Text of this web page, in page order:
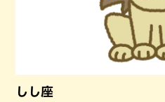
しし座